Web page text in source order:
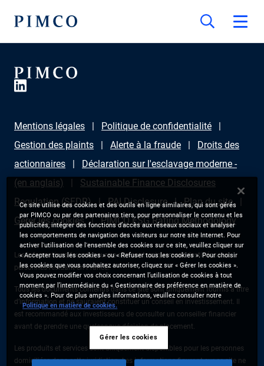
Mentions légales
Politique de confidentialité
Gestion des plaints
Alerte à la fraude
Droits des
actionnaires
Déclaration sur l'esclavage moderne -
(en anglais)
Sustainable Finance Disclosures
Regulation (SFDR)
PAI Disclosure
Plan du site
Gérer les cookies
PIMCO ESG Rating Methodology
Les informations fournies sur ce site sont uniquement destinées aux
personnes résidant en France.
Tous les documents contenus dans ce site sont uniquement fournis à titre
d’information et ne sauraient constituer un conseil en investissement. Il
est recommandé aux investisseurs de consulter un conseiller financier
avant de prendre une quelconque décision de placement.
Les produits et services sont uniquement disponibles pour les personnes
domiciliées dans cette juridiction. Les informations figurant sur ce site ne
Ce site utilise des cookies et des outils en ligne similaires, qui sont gérés
par PIMCO ou par des partenaires tiers, pour personnaliser le contenu et les
publicités, intégrer des fonctions d’accès aux réseaux sociaux et analyser
les comportements de navigation des visiteurs sur notre site Internet. Pour
activer l'utilisation de l'ensemble des cookies sur ce site, veuillez cliquer sur
« Accepter tous les cookies » ou « Refuser tous les cookies ». Pour choisir
les cookies que vous souhaitez autoriser, cliquez sur « Gérer les cookies ».
Vous pouvez modifier vos choix concernant l’utilisation de cookies à tout
moment par l’intermédiaire du « Gestionnaire des préférence en matière de
cookies ». Pour de plus amples informations, veuillez consulter notre
Politique en matière de cookies.
Gérer les cookies